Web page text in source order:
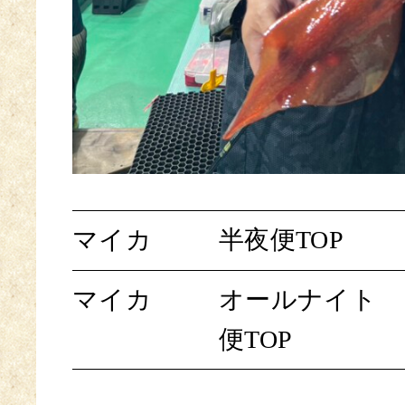
マイカ 半夜便TOP
マイカ
オールナイト
便TOP